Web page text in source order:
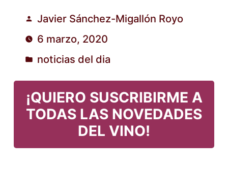
Publicado
por
Javier Sánchez-Migallón Royo
6 marzo, 2020
Publicado
en
noticias del dia
¡QUIERO SUSCRIBIRME A
TODAS LAS NOVEDADES
DEL VINO!